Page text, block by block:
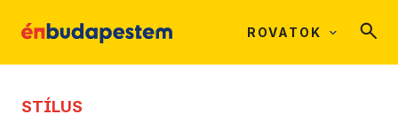
ROVATOK
STÍLUS